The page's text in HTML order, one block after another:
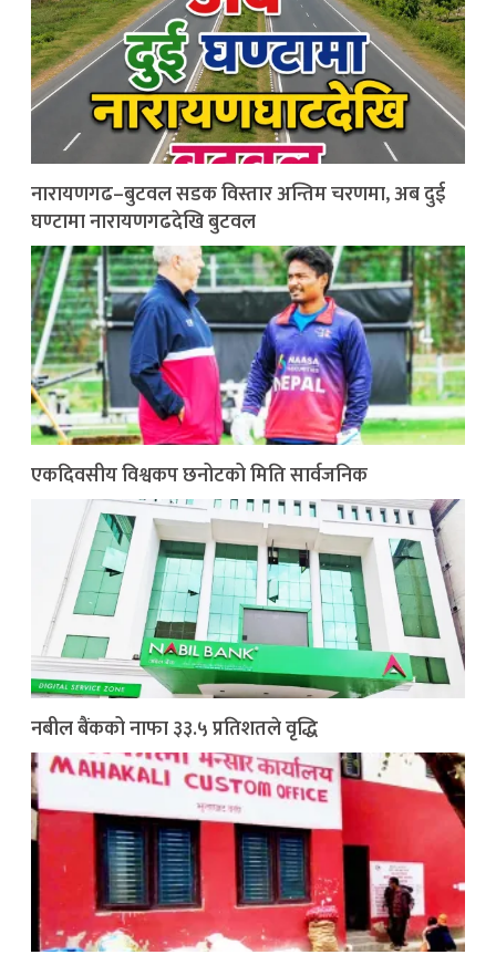
नारायणगढ–बुटवल सडक विस्तार अन्तिम चरणमा, अब दुई
घण्टामा नारायणगढदेखि बुटवल
एकदिवसीय विश्वकप छनोटको मिति सार्वजनिक
नबील बैंकको नाफा ३३.५ प्रतिशतले वृद्धि